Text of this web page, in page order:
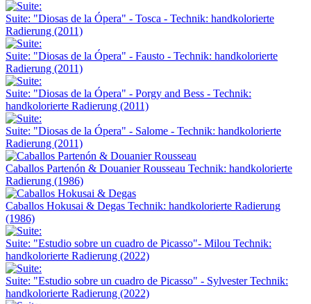
Suite: "Diosas de la Ópera" - Tosca - Technik: handkolorierte
Radierung (2011)
Suite: "Diosas de la Ópera" - Fausto - Technik: handkolorierte
Radierung (2011)
Suite: "Diosas de la Ópera" - Porgy and Bess - Technik:
handkolorierte Radierung (2011)
Suite: "Diosas de la Ópera" - Salome - Technik: handkolorierte
Radierung (2011)
Caballos Partenón & Douanier Rousseau Technik: handkolorierte
Radierung (1986)
Caballos Hokusai & Degas Technik: handkolorierte Radierung
(1986)
Suite: "Estudio sobre un cuadro de Picasso"- Milou Technik:
handkolorierte Radierung (2022)
Suite: "Estudio sobre un cuadro de Picasso" - SylvesterTechnik:
handkolorierte Radierung (2022)